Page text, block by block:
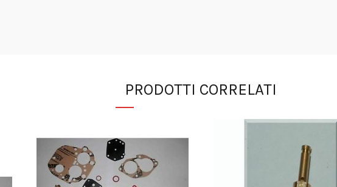
PRODOTTI CORRELATI